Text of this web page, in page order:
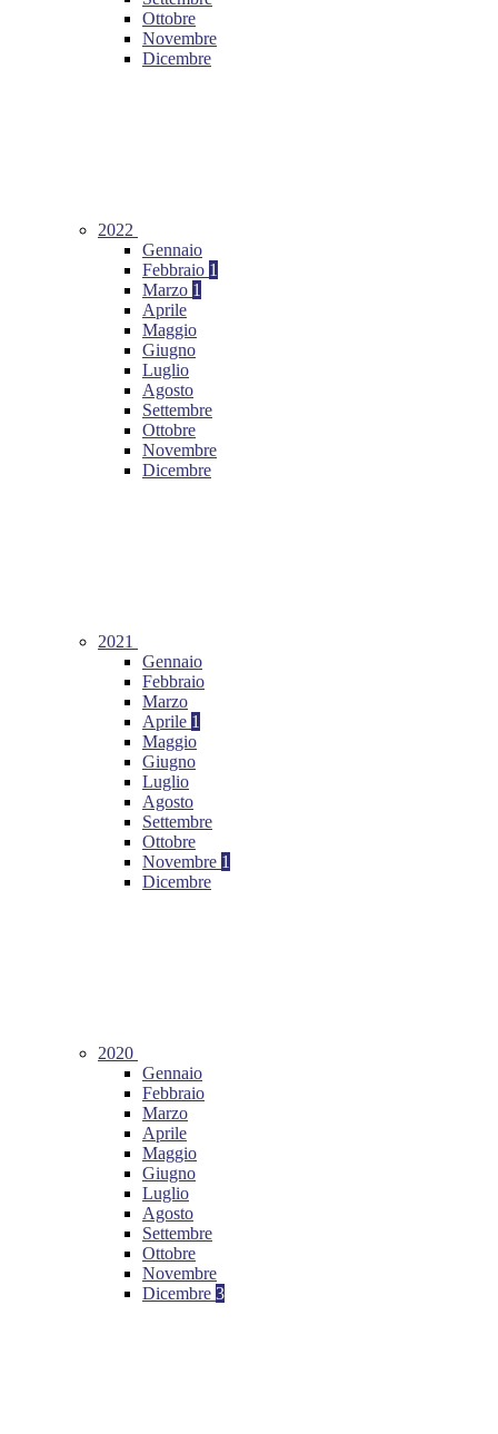
Ottobre
Novembre
Dicembre
2022
Gennaio
Febbraio 1
Marzo 1
Aprile
Maggio
Giugno
Luglio
Agosto
Settembre
Ottobre
Novembre
Dicembre
2021
Gennaio
Febbraio
Marzo
Aprile 1
Maggio
Giugno
Luglio
Agosto
Settembre
Ottobre
Novembre 1
Dicembre
2020
Gennaio
Febbraio
Marzo
Aprile
Maggio
Giugno
Luglio
Agosto
Settembre
Ottobre
Novembre
Dicembre 3